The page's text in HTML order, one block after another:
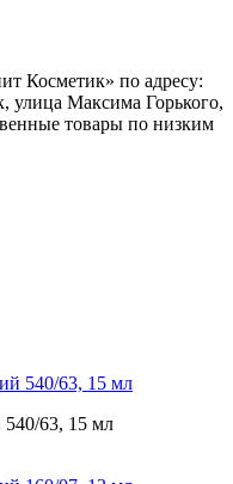
Косметик» по адресу:
улица Максима Горького,
товары по низким
540/63, 15 мл